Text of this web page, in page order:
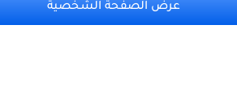
عرض الصفحة الشخصية